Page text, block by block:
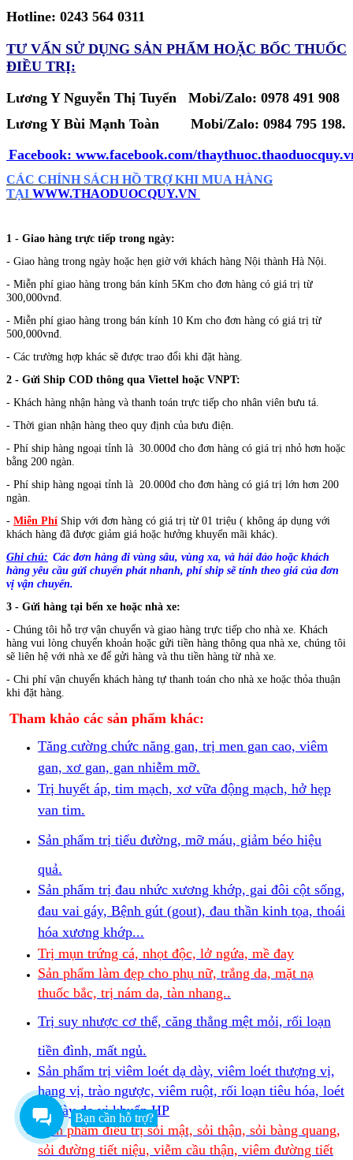
Hotline: 0243 564 0311
TƯ VẤN SỬ DỤNG SẢN PHẨM HOẶC BỐC THUỐC
ĐIỀU TRỊ:
Lương Y Nguyễn Thị Tuyển Mobi/Zalo: 0978 491 908
Lương Y Bùi Mạnh Toàn Mobi/Zalo: 0984 795 198.
Facebook: www.facebook.com/
CÁC CHÍNH SÁCH HỒ TRỢ KHI MUA HÀNG
TẠI WWW.THAODUOCQUY.VN
1 - Giao hàng trực tiếp trong ngày:
- Giao hàng trong ngày hoặc hẹn giờ với khách hàng Nội thành Hà Nội.
- Miễn phí giao hàng trong bán kính 5Km cho đơn hàng có giá trị từ
300,000vnđ.
- Miễn phí giao hàng trong bán kính 10 Km cho đơn hàng có giá trị từ
500,000vnđ.
- Các trường hợp khác sẽ được trao đổi khi đặt hàng.
2 - Gửi Ship COD thông qua Viettel hoặc VNPT:
- Khách hàng nhận hàng và thanh toán trực tiếp cho nhân viên bưu tá.
- Thời gian nhận hàng theo quy định của bưu điện.
- Phí ship hàng ngoại tỉnh là 30.000đ cho đơn hàng có giá trị nhỏ hơn hoặc
bằng 200 ngàn.
- Phí ship hàng ngoại tỉnh là 20.000đ cho đơn hàng có giá trị lớn hơn 200
ngàn.
- Miễn Phí Ship với đơn hàng có giá trị từ 01 triệu ( không áp dụng với
khách hàng đã được giảm giá hoặc hưởng khuyến mãi khác).
Ghi chú: Các đơn hàng đi vùng sâu, vùng xa, và hải đảo hoặc khách
hàng yêu cầu gửi chuyển phát nhanh, phí ship sẽ tính theo giá của đơn
vị vận chuyển.
3 - Gửi hàng tại bến xe hoặc nhà xe:
- Chúng tôi hỗ trợ vận chuyển và giao hàng trực tiếp cho nhà xe. Khách
hàng vui lòng chuyển khoản hoặc gửi tiền hàng thông qua nhà xe, chúng tôi
sẽ liên hệ với nhà xe để gửi hàng và thu tiền hàng từ nhà xe.
- Chi phí vận chuyển khách hàng tự thanh toán cho nhà xe hoặc thỏa thuận
khi đặt hàng.
Tham khảo các sản phẩm khác:
Tăng cường chức năng gan, trị men gan cao, viêm
gan, xơ gan, gan nhiễm mỡ.
Trị huyết áp, tim mạch, xơ vữa động mạch, hở hẹp
van tim.
Sản phẩm trị tiểu đường, mỡ máu, giảm béo hiệu
quả.
Sản phẩm trị đau nhức xương khớp, gai đôi cột sống,
đau vai gáy, Bệnh gút (gout), đau thần kinh tọa, thoái
hóa xương khớp...
Trị mụn trứng cá, nhọt độc, lở ngứa, mề đay
Sản phẩm làm đẹp cho phụ nữ, trắng da, mặt nạ
thuốc bắc, trị nám da, tàn nhang..
Trị suy nhược cơ thể, căng thẳng mệt mỏi, rối loạn
tiền đình, mất ngủ.
Sản phẩm trị viêm loét dạ dày, viêm loét thượng vị,
hạng vị, trào ngược, viêm ruột, rối loạn tiêu hóa, loét
dạ dày do vi khuẩn HP
Sản phẩm điều trị sỏi mật, sỏi thận, sỏi bàng quang,
sỏi đường tiết niệu, viễm cầu thận, viêm đường tiết
Bạn cần hỗ trợ?